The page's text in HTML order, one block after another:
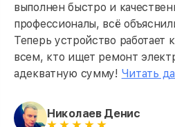
выполнен быстро и
профессионалы, всё
Теперь устройство работает
всем, кто ищет ремонт
адекватную сумму! Читать
Николаев Денис